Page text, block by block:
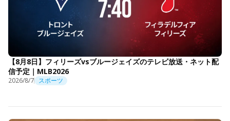
【8月8日】フィリーズvsブルージェイズのテレビ放送・ネット配
信予定｜MLB2026
2026/8/7 スポーツ